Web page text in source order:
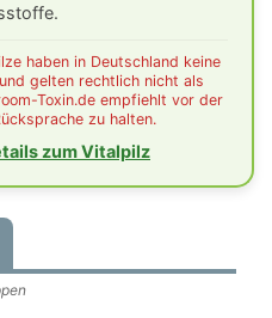
haben in Deutschland keine
gelten rechtlich nicht als
Toxin.de empfiehlt vor der
zu halten.
zum Vitalpilz